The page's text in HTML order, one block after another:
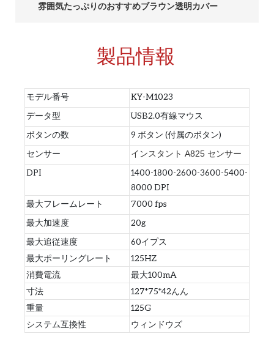
雰囲気たっぷりのおすすめブラウン透明カバー
製品情報
モデル番号
KY-M1023
データ型
USB2.0有線マウス
ボタンの数
9 ボタン (付属のボタン)
センサー
インスタント A825 センサー
DPI
1400-1800-2600-3600-5400-
8000 DPI
最大フレームレート
7000 fps
最大加速度
20g
最大追従速度
60イプス
最大ポーリングレート
125HZ
消費電流
最大100mA
寸法
127*75*42んん
重量
125G
システム互換性
ウィンドウズ